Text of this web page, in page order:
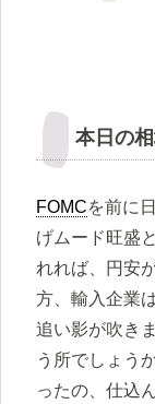
本日の
FOMCを前に
げムード旺盛
れれば、円安
方、輸入企業
追い影が吹き
う所でしょう
ったの、仕込